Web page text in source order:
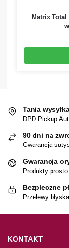
Matrix Total
Tania wysyłka
DPD Pickup
90 dni na
Gwarancja
Gwarancja
Produkty
Bezpieczne
Przelewy
KONTAKT